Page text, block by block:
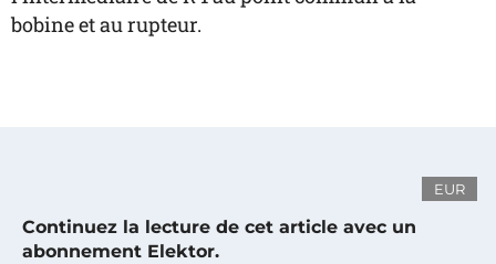
bobine et au rupteur.
EUR
Continuez la lecture de cet article avec un
abonnement Elektor.